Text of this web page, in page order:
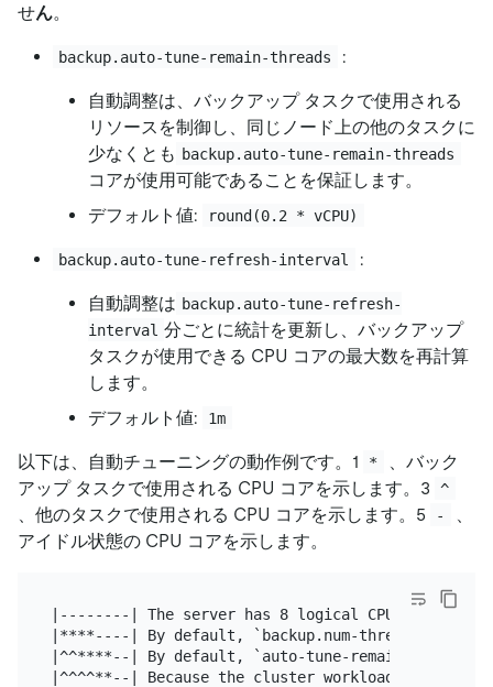
せん。
backup.auto-tune-remain-threads :
自動調整は、バックアップ タスクで使用される
リソースを制御し、同じノード上の他のタスクに
少なくとも backup.auto-tune-remain-threads
コアが使用可能であることを保証します。
デフォルト値:
round(0.2 * vCPU)
backup.auto-tune-refresh-interval :
自動調整は backup.auto-tune-refresh-
interval 分ごとに統計を更新し、バックアップ
タスクが使用できる CPU コアの最大数を再計算
します。
デフォルト値:
1m
以下は、自動チューニングの動作例です。1 *
、バック
アップ タスクで使用される CPU コアを示します。3
^
、他のタスクで使用される CPU コアを示します。5 -
アイドル状態の CPU コアを示します。
|--------| The server has 8 logical CPU cores.
|****----| By default, `backup.num-threads` is
|^^****--| By default, `auto-tune-remain-